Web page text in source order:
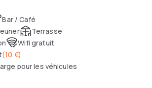
Bar / Café
Terrasse
Wifi gratuit
(10 €)
pour les véhicules